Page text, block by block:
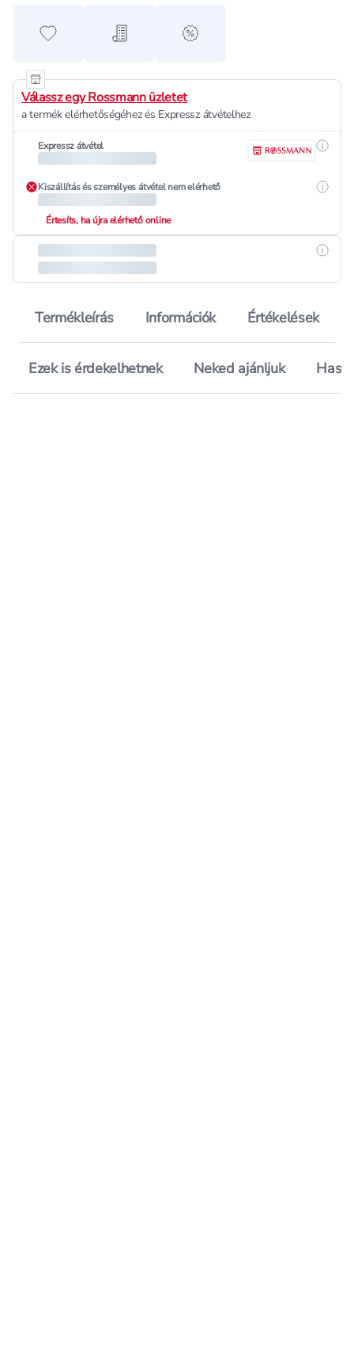
Hozzáadás a kedvencekhez
Hozzáadás a bevásárló listához
alert when on sale
Válassz egy Rossmann üzletet
a termék elérhetőségéhez és Expressz átvételhez
Expressz átvétel
Kiszállítás és személyes átvétel nem elérhető
Értesíts, ha újra elérhető online
Termékleírás Információk Értékelések
Ezek is érdekelhetnek Neked ajánljuk